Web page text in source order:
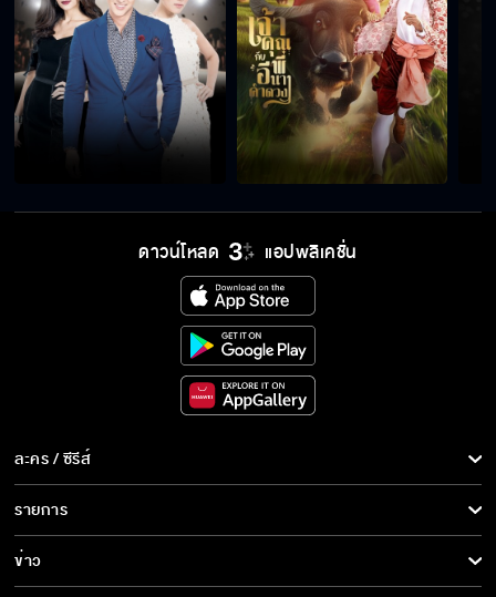
นะกับชิน ควรจะรักเราแบบเพื่อนไม่ใช่เหรอ?
ถ้าอยากเป็นเชียร์ลีดเดอร์ ก็เอาโกโก้ราดหัวตัวเอง
เราจะไม่ทิ้งกัน!
โลกหมุนรอบเธอ คืนนี้เสนอตอนแรก
"โลกหมุนรอบเธอ" (Never Enough) เริ่ม 22
ดาวน์โหลด แอปพลิเคชั่น
ละคร / ซีรีส์
ละคร/ซีรีส์
ซีรีส์นานาชาติ
การ์ตูน & เกม
รายการ
รายการทั้งหมด
ข่าว